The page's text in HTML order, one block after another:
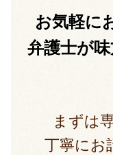
お気軽に
弁護士が
まずは
丁寧にお